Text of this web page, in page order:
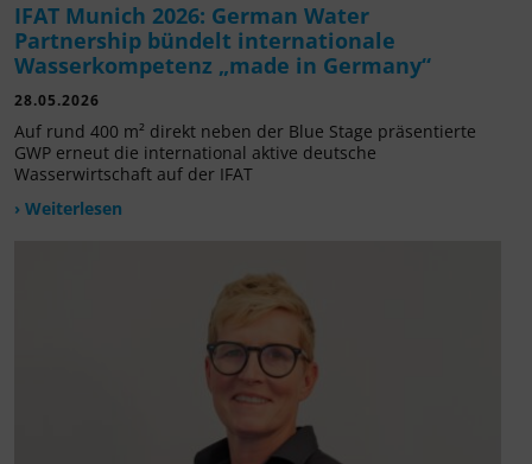
IFAT Munich 2026: German Water
Partnership bündelt internationale
Wasserkompetenz „made in Germany“
28.05.2026
Auf rund 400 m² direkt neben der Blue Stage präsentierte
GWP erneut die international aktive deutsche
Wasserwirtschaft auf der IFAT
› Weiterlesen